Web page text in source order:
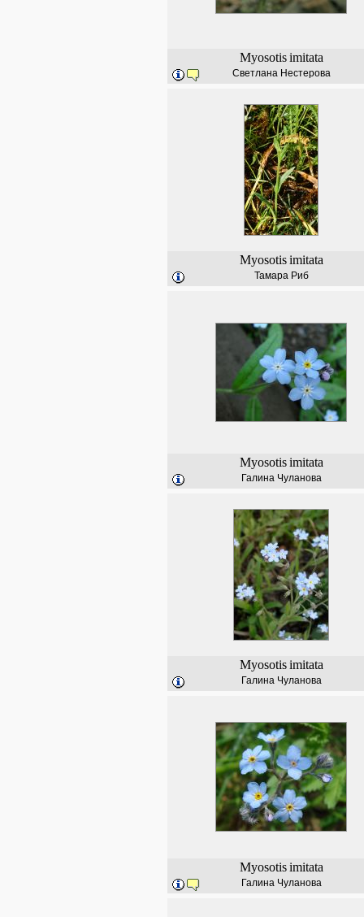
Myosotis imitata
Светлана Нестерова
Myosotis imitata
Тамара Риб
Myosotis imitata
Галина Чуланова
Myosotis imitata
Галина Чуланова
Myosotis imitata
Галина Чуланова